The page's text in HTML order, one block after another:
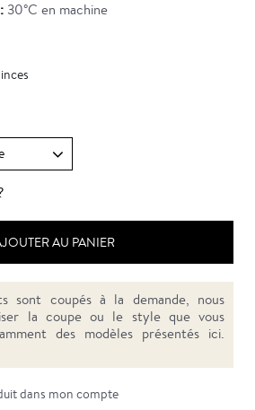
30°C en machine
AU PANIER
sont coupés à la demande, nous
la coupe ou le style que vous
des modèles présentés ici.
dans mon compte